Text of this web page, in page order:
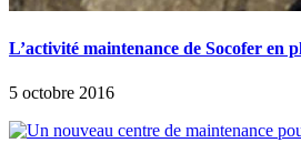
L’activité maintenance de Socofer en
5 octobre 2016